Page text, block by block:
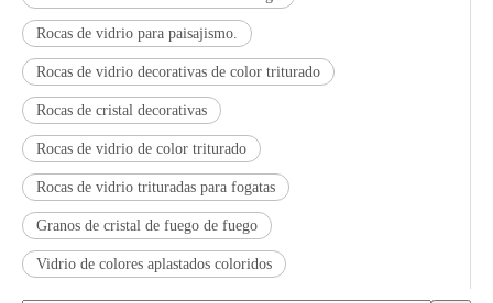
Rocas de vidrio para paisajismo.
Rocas de vidrio decorativas de color triturado
Rocas de cristal decorativas
Rocas de vidrio de color triturado
Rocas de vidrio trituradas para fogatas
Granos de cristal de fuego de fuego
Vidrio de colores aplastados coloridos